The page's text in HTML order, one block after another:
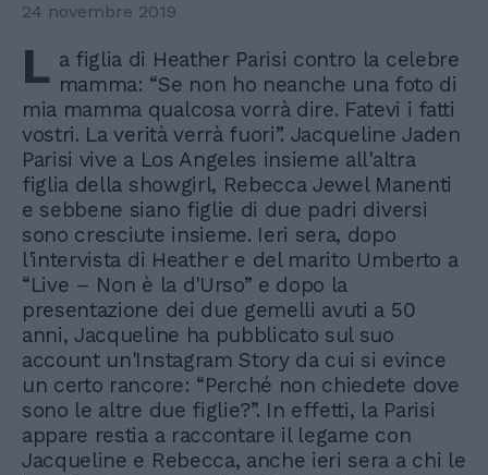
24 novembre 2019
L a figlia di Heather Parisi contro la celebre
mamma: “Se non ho neanche una foto di
mia mamma qualcosa vorrà dire. Fatevi i fatti
vostri. La verità verrà fuori”. Jacqueline Jaden
Parisi vive a Los Angeles insieme all'altra
figlia della showgirl, Rebecca Jewel Manenti
e sebbene siano figlie di due padri diversi
sono cresciute insieme. Ieri sera, dopo
l'intervista di Heather e del marito Umberto a
“Live – Non è la d'Urso” e dopo la
presentazione dei due gemelli avuti a 50
anni, Jacqueline ha pubblicato sul suo
account un'Instagram Story da cui si evince
un certo rancore: “Perché non chiedete dove
sono le altre due figlie?”. In effetti, la Parisi
appare restia a raccontare il legame con
Jacqueline e Rebecca, anche ieri sera a chi le